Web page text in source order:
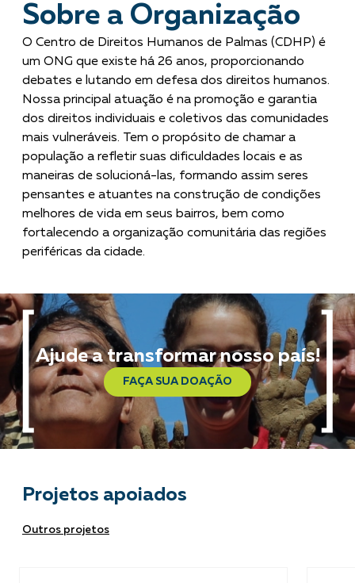
Sobre a Organização
O Centro de Direitos Humanos de Palmas (CDHP) é
um ONG que existe há 26 anos, proporcionando
debates e lutando em defesa dos direitos humanos.
Nossa principal atuação é na promoção e garantia
dos direitos individuais e coletivos das comunidades
mais vulneráveis. Tem o propósito de chamar a
população a refletir suas dificuldades locais e as
maneiras de solucioná-las, formando assim seres
pensantes e atuantes na construção de condições
melhores de vida em seus bairros, bem como
fortalecendo a organização comunitária das regiões
periféricas da cidade.
Ajude a transformar nosso país!
FAÇA SUA DOAÇÃO
Projetos apoiados
Outros projetos